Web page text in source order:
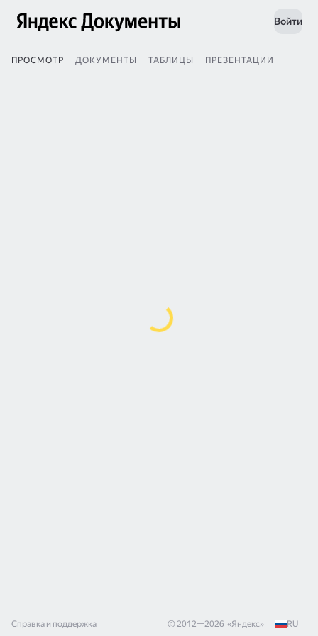
Войти
ПРОСМОТР ДОКУМЕНТЫ ТАБЛИЦЫ ПРЕЗЕНТАЦИИ
Справка и поддержка © 2012—2026 «Яндекс» RU